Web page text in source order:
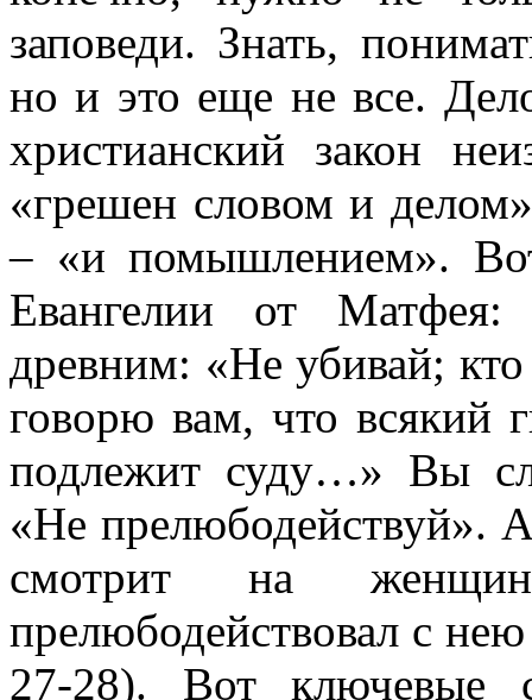
заповеди. Знать,
но и это еще не все.
христианский закон
«грешен словом и
– «и помышлением».
Евангелии от
древним: «Не убивай;
говорю вам, что всякий
подлежит суду…» Вы
«Не прелюбодействуй».
смотрит на
прелюбодействовал с
27-28). Вот ключевые